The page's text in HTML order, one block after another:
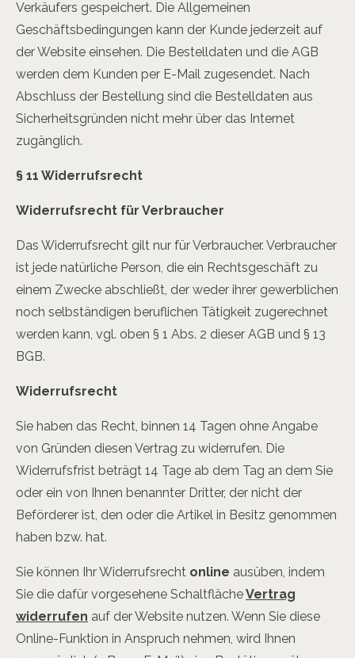
Verkäufers gespeichert. Die Allgemeinen
Geschäftsbedingungen kann der Kunde jederzeit auf
der Website einsehen. Die Bestelldaten und die AGB
werden dem Kunden per E-Mail zugesendet. Nach
Abschluss der Bestellung sind die Bestelldaten aus
Sicherheitsgründen nicht mehr über das Internet
zugänglich.
§ 11 Widerrufsrecht
Widerrufsrecht für Verbraucher
Das Widerrufsrecht gilt nur für Verbraucher. Verbraucher
ist jede natürliche Person, die ein Rechtsgeschäft zu
einem Zwecke abschließt, der weder ihrer gewerblichen
noch selbständigen beruflichen Tätigkeit zugerechnet
werden kann, vgl. oben § 1 Abs. 2 dieser AGB und § 13
BGB.
Widerrufsrecht
Sie haben das Recht, binnen 14 Tagen ohne Angabe
von Gründen diesen Vertrag zu widerrufen. Die
Widerrufsfrist beträgt 14 Tage ab dem Tag an dem Sie
oder ein von Ihnen benannter Dritter, der nicht der
Beförderer ist, den oder die Artikel in Besitz genommen
haben bzw. hat.
Sie können Ihr Widerrufsrecht online ausüben, indem
Sie die dafür vorgesehene SchaltflächeVertrag
widerrufen auf der Website nutzen. Wenn Sie diese
Online-Funktion in Anspruch nehmen, wird Ihnen